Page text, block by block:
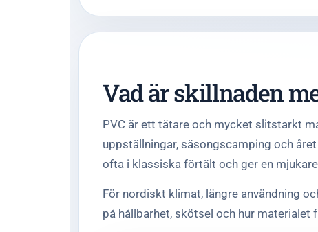
Vad är skillnaden
PVC är ett tätare och mycket slitstarkt
uppställningar, säsongscamping och
ofta i klassiska förtält och ger en
För nordiskt klimat, längre användning
på hållbarhet, skötsel och hur materialet